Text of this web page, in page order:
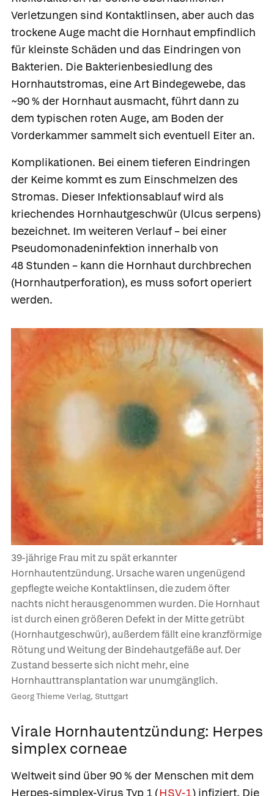
Verletzungen sind Kontaktlinsen, aber auch das
trockene Auge macht die Hornhaut empfindlich
für kleinste Schäden und das Eindringen von
Bakterien. Die Bakterienbesiedlung des
Hornhautstromas, eine Art Bindegewebe, das
~90 % der Hornhaut ausmacht, führt dann zu
dem typischen roten Auge, am Boden der
Vorderkammer sammelt sich eventuell Eiter an.
Komplikationen. Bei einem tieferen Eindringen
der Keime kommt es zum Einschmelzen des
Stromas. Dieser Infektionsablauf wird als
kriechendes Hornhautgeschwür (Ulcus serpens)
bezeichnet. Im weiteren Verlauf – bei einer
Pseudomonadeninfektion innerhalb von
48 Stunden – kann die Hornhaut durchbrechen
(Hornhautperforation), es muss sofort operiert
werden.
39-jährige Frau mit zu spät erkannter
Hornhautentzündung. Ursache waren ungenügend
gepflegte weiche Kontaktlinsen, die zudem öfter
nachts nicht herausgenommen wurden. Die Hornhaut
ist durch einen größeren Defekt in der Mitte getrübt
(Hornhautgeschwür), außerdem fällt eine kranzförmige
Rötung und Weitung der Bindehautgefäße auf. Der
Zustand besserte sich nicht mehr, eine
Hornhauttransplantation war unumgänglich.
Georg Thieme Verlag, Stuttgart
Virale Hornhautentzündung: Herpes
simplex corneae
Weltweit sind über 90 % der Menschen mit dem
Herpes-simplex-Virus Typ 1 (HSV-1) infiziert. Die